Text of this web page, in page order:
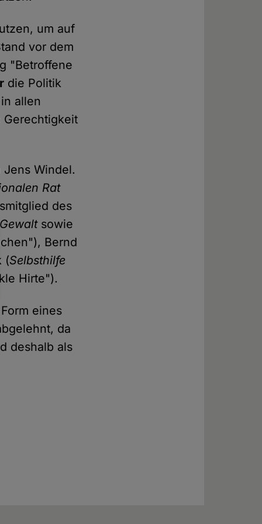
um auf
vor dem
"Betroffene
die Politik
allen
Windel.
Rat
des
sowie
Bernd
(Selbsthilfe
Hirte").
eines
da
deshalb als